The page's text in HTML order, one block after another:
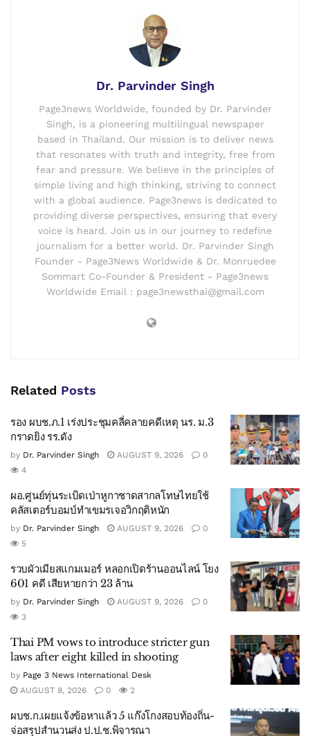
Dr. Parvinder Singh
Page3news Worldwide, founded by Dr. Parvinder
Singh, is a pioneering multilingual newspaper
based in Thailand. Our mission is to deliver news
that resonates with truth and integrity, free from
fear and pressure. We believe in the principles of
simple living and high thinking, striving to connect
with a global audience. Page3news is dedicated to
providing diverse perspectives, ensuring that every
voice is heard. Join us in our journey to redefine
journalism for a better world. Dr. Parvinder Singh
Founder - Page3News Worldwide & Dr. Monruedee
Sommart Co-Founder & President - Page3news
Worldwide Email : page3newsthai@gmail.com
Related Posts
รอง ผบช.ภ.1 เร่งประชุมคลี่คลายคดีเหตุ นร. ม.3
กราดยิง รร.ดัง
by Dr. Parvinder Singh AUGUST 9, 2026
0
4
ผอ.ศูนย์ทุ่นระเบิดเป่าหูกาชาดสากลโทษไทยใช้
คลัสเตอร์บอมบ์ทำเขมรเจอวิกฤติหนัก
by Dr. Parvinder Singh AUGUST 9, 2026
0
5
รวบผัวเมียสแกมเมอร์ หลอกเปิดร้านออนไลน์ โยง
601 คดี เสียหายกว่า 23 ล้าน
by Dr. Parvinder Singh AUGUST 9, 2026
0
3
Thai PM vows to introduce stricter gun
laws after eight killed in shooting
by Page 3 News International Desk
AUGUST 8, 2026
0 2
ผบช.ก.เผยแจ้งข้อหาแล้ว 5 แก๊งโกงสอบท้องถิ่น-
จ่อสรุปสำนวนส่ง ป.ป.ช.พิจารณา